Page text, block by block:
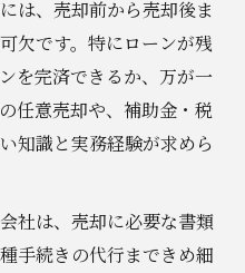
は、売却前から売却後ま
欠です。特にローンが残
を完済できるか、万が一
任意売却や、補助金・税
知識と実務経験が求めら
社は、売却に必要な書類
手続きの代行まできめ細